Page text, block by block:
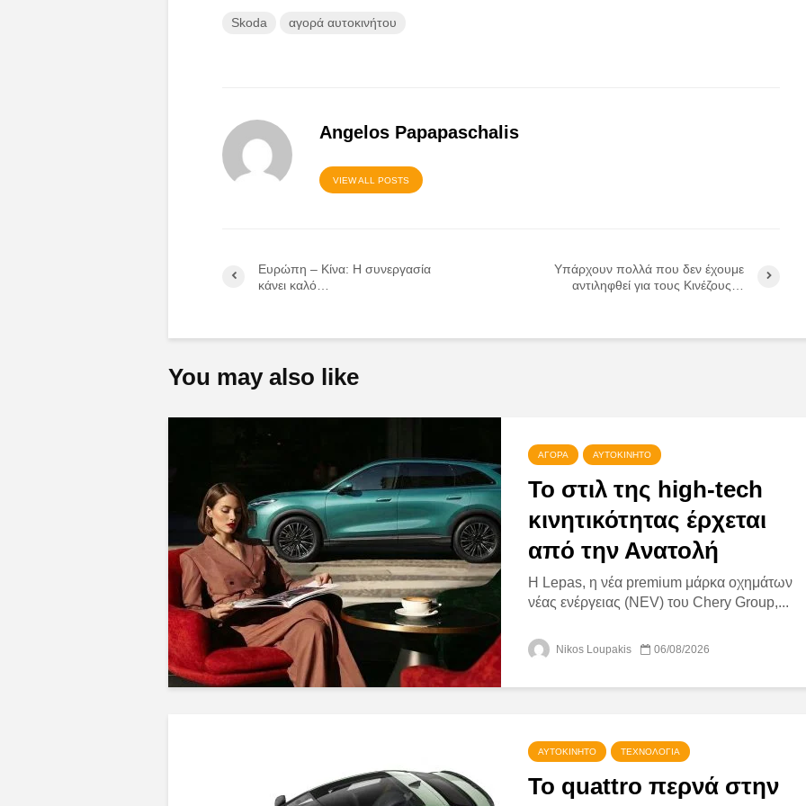
Skoda αγορά αυτοκινήτου
Angelos Papapaschalis
VIEW ALL POSTS
Ευρώπη – Κίνα: Η συνεργασία
κάνει καλό…
Υπάρχουν πολλά που δεν έχουμε
αντιληφθεί για τους Κινέζους…
You may also like
ΑΓΟΡΆ ΑΥΤΟΚΊΝΗΤΟ
Το στιλ της high-tech
κινητικότητας έρχεται
από την Ανατολή
Η Lepas, η νέα premium μάρκα οχημάτων
νέας ενέργειας (NEV) του Chery Group,...
Nikos Loupakis 06/08/2026
ΑΥΤΟΚΊΝΗΤΟ ΤΕΧΝΟΛΟΓΊΑ
Το quattro περνά στην